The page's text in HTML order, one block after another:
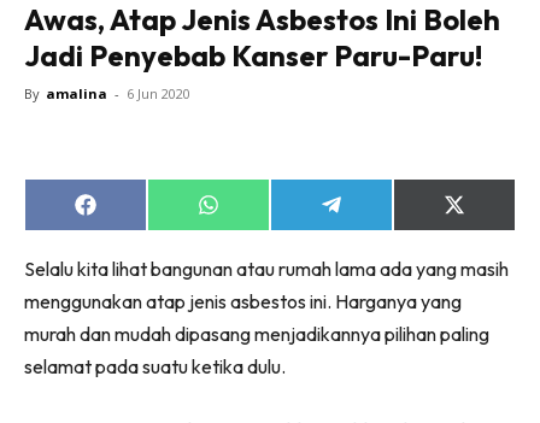
Ruang Makan
Ruang Tamu
Direktori
DIY
Bilik Air
Bilik Tidur
Dapur
Ruang Makan
Make Over
Awas, Atap Jenis Asbestos Ini Boleh
Jadi Penyebab Kanser Paru-Paru!
By amalina - 6 Jun 2020
Share
on
Share
on
Share
on
Share
on
(Twitter)
Selalu kita lihat bangunan atau rumah lama ada yang masih
menggunakan atap jenis asbestos ini. Harganya yang
murah dan mudah dipasang menjadikannya pilihan paling
selamat pada suatu ketika dulu.